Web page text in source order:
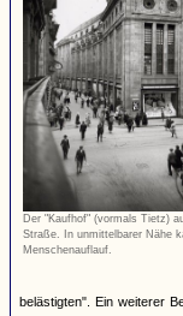
Der "Kaufhof" (vormals Tietz)
Straße. In unmittelbarer Nähe
Menschenauflauf.
belästigten". Ein weiterer